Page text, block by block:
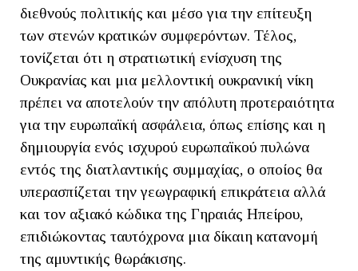
διεθνούς πολιτικής και μέσο για την επίτευξη
των στενών κρατικών συμφερόντων. Τέλος,
τονίζεται ότι η στρατιωτική ενίσχυση της
Ουκρανίας και μια μελλοντική ουκρανική νίκη
πρέπει να αποτελούν την απόλυτη προτεραιότητα
για την ευρωπαϊκή ασφάλεια, όπως επίσης και η
δημιουργία ενός ισχυρού ευρωπαϊκού πυλώνα
εντός της διατλαντικής συμμαχίας, ο οποίος θα
υπερασπίζεται την γεωγραφική επικράτεια αλλά
και τον αξιακό κώδικα της Γηραιάς Ηπείρου,
επιδιώκοντας ταυτόχρονα μια δίκαιη κατανομή
της αμυντικής θωράκισης.